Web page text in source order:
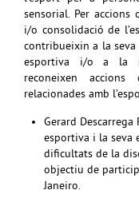
sensorial. Per accions
i/o consolidació de
contribueixin a la seva
esportiva i/o a la
reconeixen
relacionades amb
Gerard
esportiva i la seva
dificultats de la
objectiu de
Janeiro.